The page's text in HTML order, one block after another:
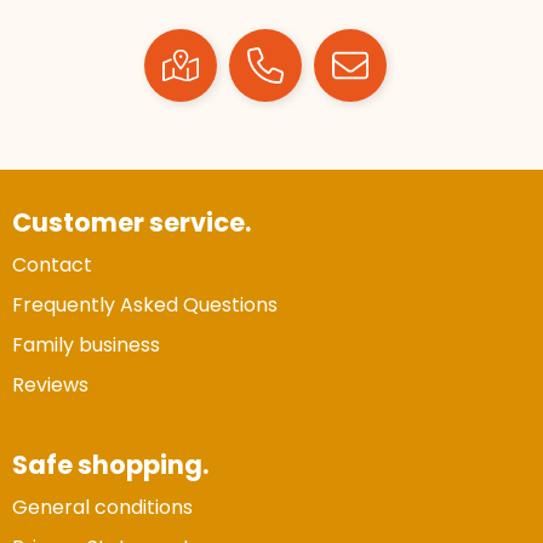
Customer service.
Contact
Frequently Asked Questions
Family business
Reviews
Safe shopping.
General conditions